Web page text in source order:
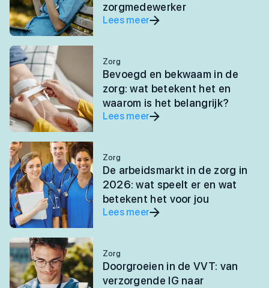
zorgmedewerker
Lees meer
Zorg
Bevoegd en bekwaam in de
zorg: wat betekent het en
waarom is het belangrijk?
Lees meer
Zorg
De arbeidsmarkt in de zorg in
2026: wat speelt er en wat
betekent het voor jou
Lees meer
Zorg
Doorgroeien in de VVT: van
verzorgende IG naar